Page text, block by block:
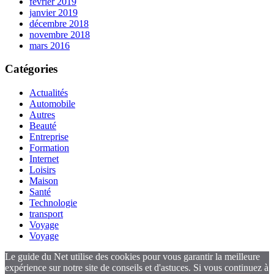
janvier 2019
décembre 2018
novembre 2018
mars 2016
Catégories
Actualités
Automobile
Autres
Beauté
Entreprise
Formation
Internet
Loisirs
Maison
Santé
Technologie
transport
Voyage
Voyage
Le guide du Net utilise des cookies pour vous garantir la meilleure
expérience sur notre site de conseils et d'astuces. Si vous continuez à